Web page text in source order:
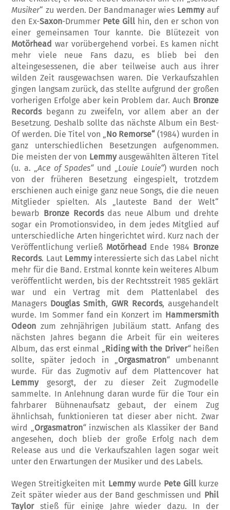
Musiker“ zu werden. Der Bandma­n­ager wies Lemmyauf
den Ex-Saxon-Dr­um­mer Pete Gill hin, den er schon von
einer gemeinsamen Tour kannte. Die Blütezeit von
Motörhead war vorübergehend vorbei. Es kamen nicht
mehr viele neue Fans dazu, es blieb bei den
alteingesessenen, die aber teil­weise auch aus ihrer
wilden Zeit rausge­wachsen waren. Die Verkaufszahlen
gingen langsam zurück, das stellte aufgrund der gro­ßen
vorherigen Erfolge aber kein Problem dar. Auch Bronze
Recordsbegann zu zweif­eln, vor allem aber an der
Besetzung. Des­halb sollte das nächste Album ein Best-
Of werden. Die Titel von „No Remorse“ (1984) wurden in
ganz unterschiedlichen Besetz­ung­en aufgenommen.
Die meisten der von Lemmyausgewählten älteren Titel
(u. a. „Ace of Spades“und „Louie Louie“) wurden noch
von der früheren Besetzung eingespielt, trotzdem
erschienen auch einige ganz neue Songs, die die neuen
Mitglieder spielten. Als „lauteste Band der Welt“
bewarb Bronze Recordsdas neue Album und drehte
sogar ein Promotionsvideo, in dem jedes Mitglied auf
unterschiedliche Arten hingerichtet wird. Kurz nach der
Veröffentlichung verließ Mo­törhead Ende 1984 Bronze
Records. Laut Lemmyinteressierte sich das Label nicht
mehr für die Band. Erstmal konnte kein weiteres Album
veröffentlicht werden, bis der Rechtsstreit 1985 geklärt
war und ein Vertrag mit dem Plattenlabel des
Managers Douglas Smith, GWR Records, ausge­handelt
wurde. Im Sommer fand ein Konzert im Hammersmith
Odeon zum zehnjährigen Jubiläum statt. Anfang des
nächsten Jahres begann die Arbeit für ein weiteres
Album, das erst einmal „Riding with the Driver“­heißen
sollte, später jedoch in „Orgasma­tron“­umbenannt
wurde. Für das Zugmotiv auf dem Plattencover hat
Lemmygesorgt, der zu dieser Zeit Zugmodelle
sammelte. In Anlehnung daran wurde für die Tour ein
fahrbarer Bühnenaufsatz gebaut, der einem Zug
ähnlichsah, funktionieren tat dieser aber nicht. Zwar
wird „Orgasmatron“inzwisch­en als Klassiker der Band
angesehen, doch blieb der große Erfolg nach dem
Release aus und die Verkaufszahlen lagen sogar weit
unter den Erwartungen der Musiker und des Labels.
Wegen Streitigkeiten mit Lemmywurde Pete Gillkurze
Zeit später wieder aus der Band geschmissen und Phil
Taylorstieß für einige Jahre wieder dazu. In der